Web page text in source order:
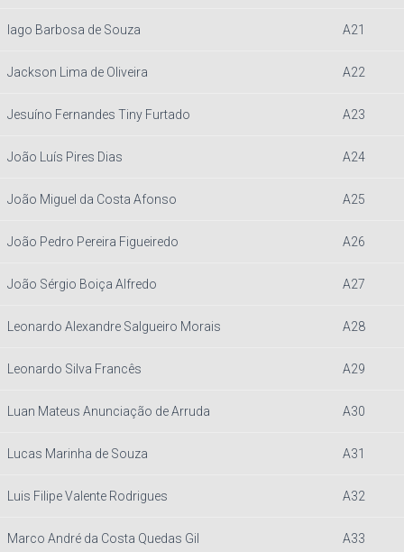
Iago Barbosa de Souza A21
Jackson Lima de Oliveira A22
Jesuíno Fernandes Tiny Furtado A23
João Luís Pires Dias A24
João Miguel da Costa Afonso A25
João Pedro Pereira Figueiredo A26
João Sérgio Boiça Alfredo A27
Leonardo Alexandre Salgueiro Morais A28
Leonardo Silva Francês A29
Luan Mateus Anunciação de Arruda A30
Lucas Marinha de Souza A31
Luis Filipe Valente Rodrigues A32
Marco André da Costa Quedas Gil A33